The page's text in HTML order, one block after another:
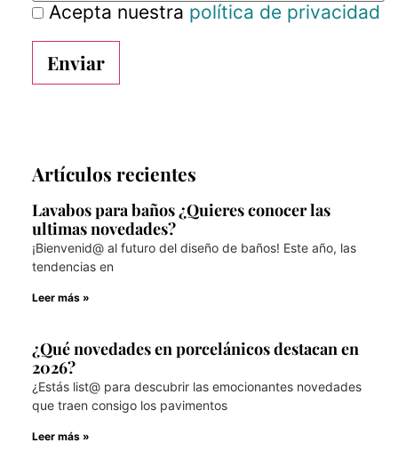
Acepta nuestra política de privacidad
Artículos recientes
Lavabos para baños ¿Quieres conocer las
ultimas novedades?
¡Bienvenid@ al futuro del diseño de baños! Este año, las
tendencias en
Leer más »
¿Qué novedades en porcelánicos destacan en
2026?
¿Estás list@ para descubrir las emocionantes novedades
que traen consigo los pavimentos
Leer más »